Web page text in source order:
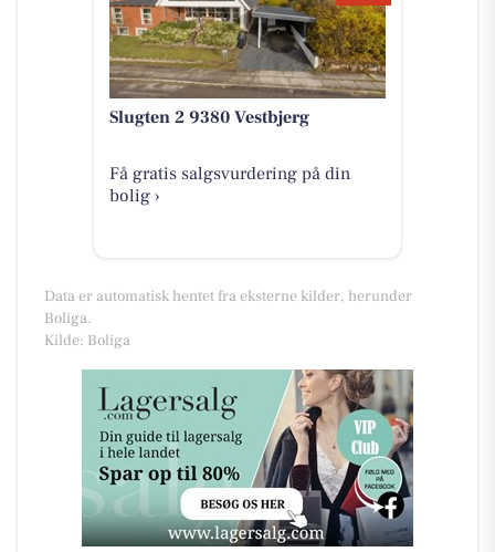
Slugten 2 9380 Vestbjerg
Få gratis salgsvurdering på din
bolig ›
Data er automatisk hentet fra eksterne kilder, herunder
Boliga.
Kilde: Boliga